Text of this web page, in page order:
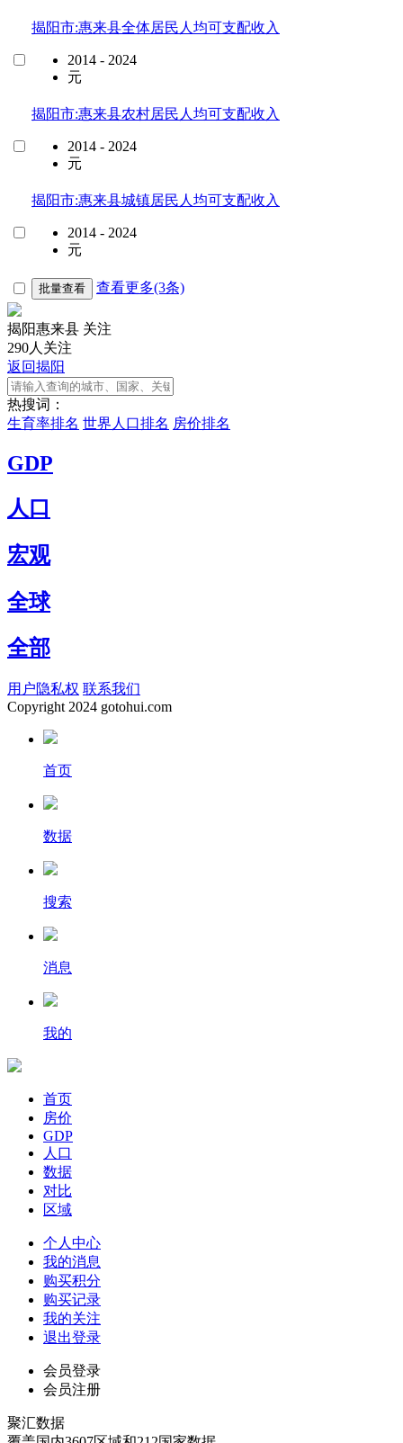
揭阳市:惠来县全体居民人均可支配收入
2014 - 2024
元
揭阳市:惠来县农村居民人均可支配收入
2014 - 2024
元
揭阳市:惠来县城镇居民人均可支配收入
2014 - 2024
元
批量查看 查看更多(3条)
揭阳惠来县 关注
290人关注
返回揭阳
热搜词：
生育率排名 世界人口排名 房价排名
GDP
人口
宏观
全球
全部
用户隐私权 联系我们
Copyright 2024 gotohui.com
首页
数据
搜索
消息
我的
首页
房价
GDP
人口
数据
对比
区域
个人中心
我的消息
购买积分
购买记录
我的关注
退出登录
会员登录
会员注册
聚汇数据